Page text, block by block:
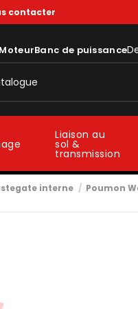
contacter
Banc de puissance
Liaison au
sol &
transmission
interne Poumon